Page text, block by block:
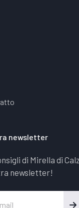
newsletter
di Mirella di
newsletter!